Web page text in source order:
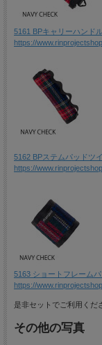
5161 BPキャリーハンド
https://
5162 BPステムパッドツ
https://
5163 ショートフレーム
https://
是非セットでご利用くだ
その他の写真